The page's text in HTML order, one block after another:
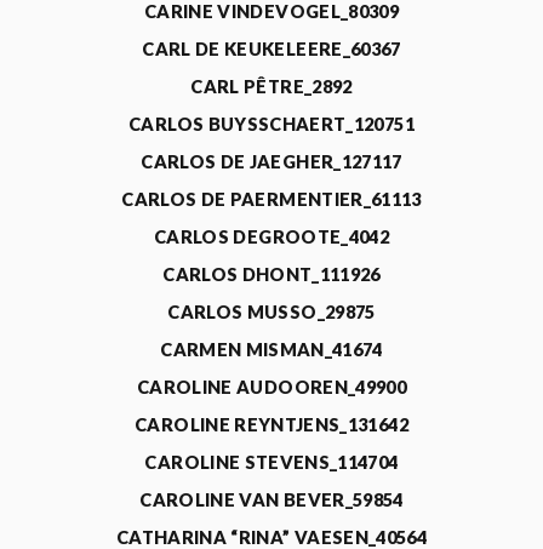
CARINE VINDEVOGEL_80309
CARL DE KEUKELEERE_60367
CARL PÊTRE_2892
CARLOS BUYSSCHAERT_120751
CARLOS DE JAEGHER_127117
CARLOS DE PAERMENTIER_61113
CARLOS DEGROOTE_4042
CARLOS DHONT_111926
CARLOS MUSSO_29875
CARMEN MISMAN_41674
CAROLINE AUDOOREN_49900
CAROLINE REYNTJENS_131642
CAROLINE STEVENS_114704
CAROLINE VAN BEVER_59854
CATHARINA “RINA” VAESEN_40564